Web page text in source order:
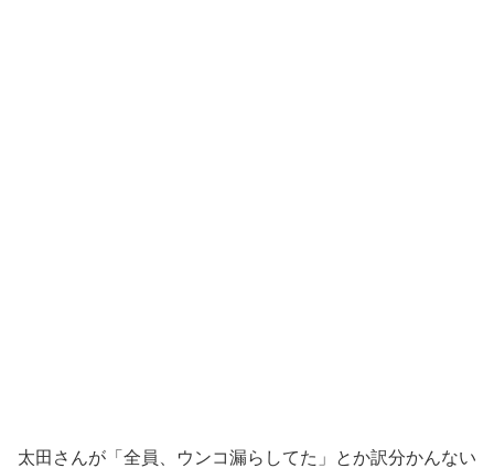
太田さんが「全員、ウンコ漏らしてた」とか訳分かんない